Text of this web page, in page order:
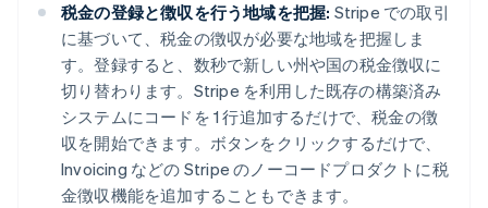
税金の登録と徴収を行う地域を把握: Stripe での取引
に基づいて、税金の徴収が必要な地域を把握しま
す。登録すると、数秒で新しい州や国の税金徴収に
切り替わります。Stripe を利用した既存の構築済み
システムにコードを 1 行追加するだけで、税金の徴
収を開始できます。ボタンをクリックするだけで、
Invoicing などの Stripe のノーコードプロダクトに税
金徴収機能を追加することもできます。
English
イギリス
English
イタリア
Italiano English
インド
English
エストニア
English